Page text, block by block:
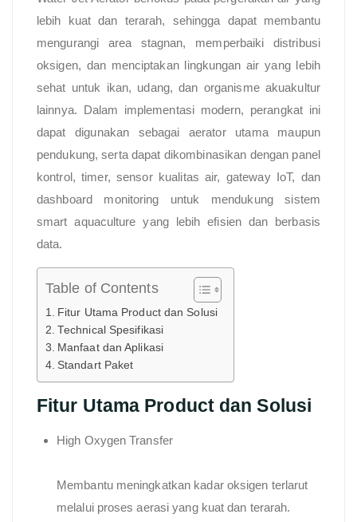
lebih kuat dan terarah, sehingga dapat membantu
mengurangi area stagnan, memperbaiki distribusi
oksigen, dan menciptakan lingkungan air yang lebih
sehat untuk ikan, udang, dan organisme akuakultur
lainnya. Dalam implementasi modern, perangkat ini
dapat digunakan sebagai aerator utama maupun
pendukung, serta dapat dikombinasikan dengan panel
kontrol, timer, sensor kualitas air, gateway IoT, dan
dashboard monitoring untuk mendukung sistem
smart aquaculture yang lebih efisien dan berbasis
data.
Table of Contents
Fitur Utama Product dan Solusi
Technical Spesifikasi
Manfaat dan Aplikasi
Standart Paket
Fitur Utama Product dan Solusi
High Oxygen Transfer
Membantu meningkatkan kadar oksigen terlarut
melalui proses aerasi yang kuat dan terarah.